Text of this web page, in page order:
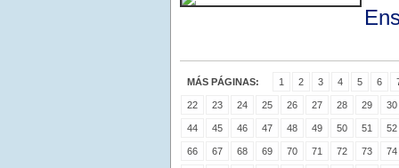
MÁS PÁGINAS: 1 2 3 4 5 6
22 23 24 25 26 27 28 29 30
44 45 46 47 48 49 50 51 52
66 67 68 69 70 71 72 73 74